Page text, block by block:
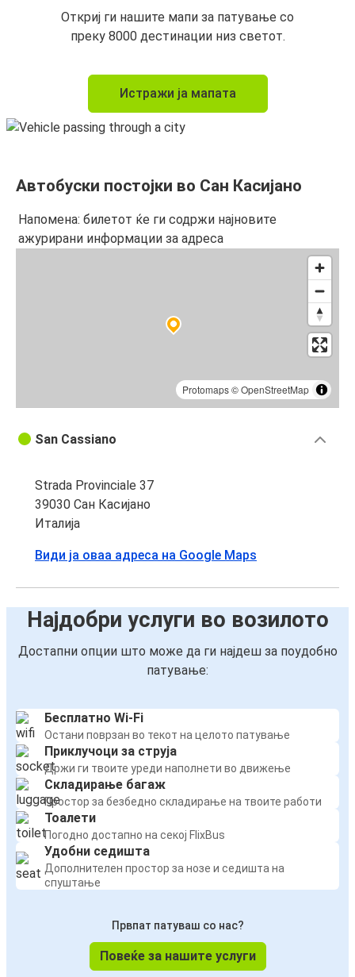
Откриј ги нашите мапи за патување со
преку 8000 дестинации низ светот.
Истражи ја мапата
Автобуски постојки во Сан Касијано
Напомена: билетот ќе ги содржи најновите
ажурирани информации за адреса
Protomaps©OpenStreetMap
San Cassiano
Strada Provinciale 37
39030 Сан Касијано
Италија
Види ја оваа адреса на Google Maps
Најдобри услуги во возилото
Достапни опции што може да ги најдеш за поудобно
патување:
Бесплатно Wi-Fi
Остани поврзан во текот на целото патување
Приклучоци за струја
Држи ги твоите уреди наполнети во движење
Складирање багаж
Простор за безбедно складирање на твоите работи
Тоалети
Погодно достапно на секој FlixBus
Удобни седишта
Дополнителен простор за нозе и седишта на
спуштање
Првпат патуваш со нас?
Повеќе за нашите услуги